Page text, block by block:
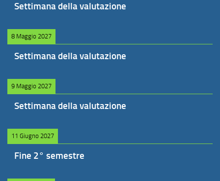
Settimana della valutazione
8 Maggio 2027
Settimana della valutazione
9 Maggio 2027
Settimana della valutazione
11 Giugno 2027
Fine 2° semestre